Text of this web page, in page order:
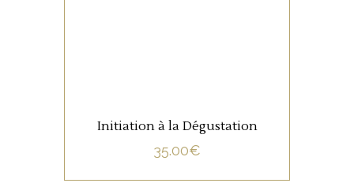
Initiation à la Dégustation
35.00€